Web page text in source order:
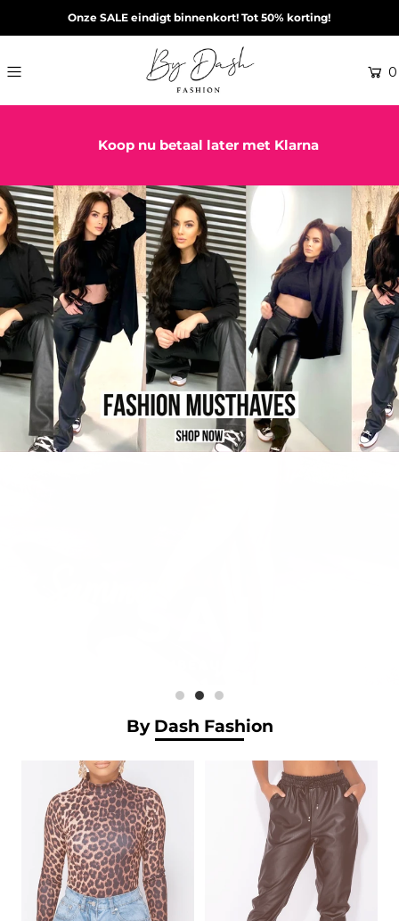
Onze SALE eindigt binnenkort! Tot 50% korting!
0
Koop nu betaal later met Klarna
By Dash Fashion